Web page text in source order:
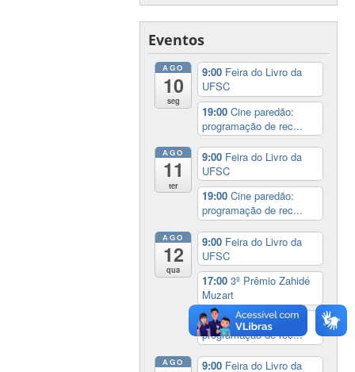
Eventos
AGO
10
seg
9:00 Feira do Livro da
UFSC
19:00Cine paredão:
programação de rec...
AGO
11
ter
9:00 Feira do Livro da
UFSC
19:00Cine paredão:
programação de rec...
AGO
12
qua
9:00 Feira do Livro da
UFSC
17:003º Prêmio Zahidé
Muzart
19:00 Cine paredão:
programação de rec...
AGO 9:00 Feira do Livro da